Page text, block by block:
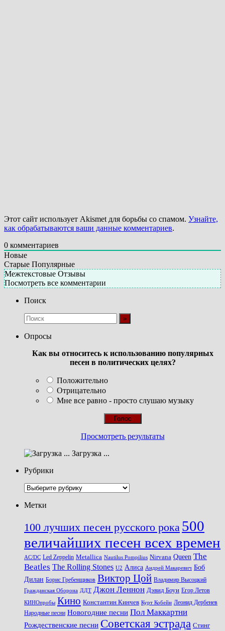
Этот сайт использует Akismet для борьбы со спамом. Узнайте,
как обрабатываются ваши данные комментариев.
0 комментариев
Новые
Старые Популярные
Межтекстовые Отзывы
Посмотреть все комментарии
Поиск
Опросы
Как вы относитесь к использованию популярных
песен в политических целях?
Положительно
Отрицательно
Мне все равно - просто слушаю музыку
Просмотреть результаты
Загрузка ...
Рубрики
Рубрики
Метки
100 лучших песен русского рока 500
величайших песен всех времен
AC/DC Led Zeppelin Metallica Nautilus Pompilius Nirvana Queen The
Beatles The Rolling Stones U2 Алиса Андрей Макаревич Боб
Дилан Борис Гребенщиков Виктор Цой Владимир Высоцкий
Гражданская Оборона ДДТ Джон Леннон Дэвид Боуи Егор Летов
КИНОпробы Кино Константин Кинчев Курт Кобейн Леонид Дербенев
Народные песни Новогодние песни Пол Маккартни
Рождественские песни Советская эстрада Стинг